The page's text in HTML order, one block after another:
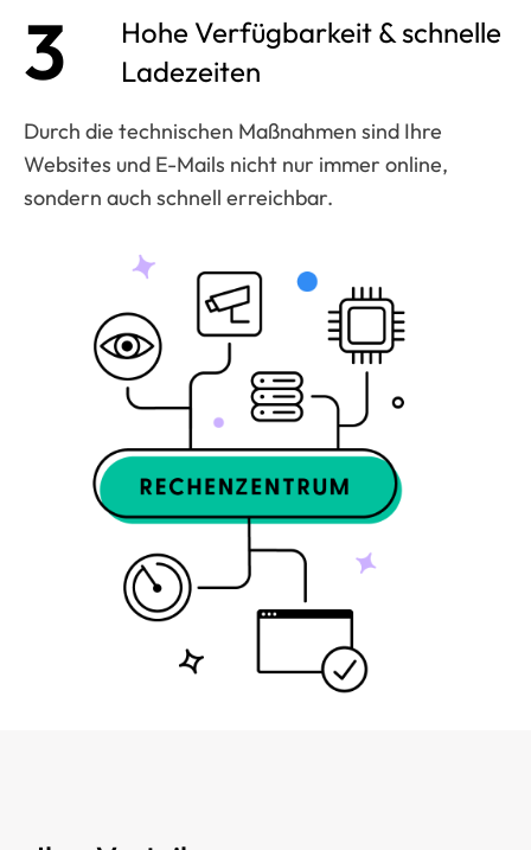
3
Hohe Verfügbarkeit & schnelle
Ladezeiten
Durch die technischen Maßnahmen sind Ihre
Websites und E-Mails nicht nur immer online,
sondern auch schnell erreichbar.